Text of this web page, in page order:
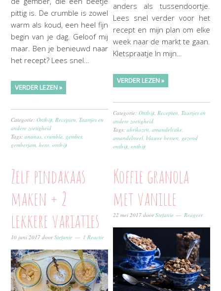
pittig is. De crumble is zowel
warm als koud, een heel fijn
begin van je dag. Geloof mij
maar. Ben je benieuwd naar
het recept? Lees snel…
VERDER LEZEN »
Categorie:Ontbijt,Recepten,Taartjes en
andere zoetigheid
Tags:ananas,crumble, gember,
gemberjam,hero,ontbijt
anders als tussendoortje.
Lees snel verder voor het
recept en mijn plan om elke
week naar de markt te gaan.
Kletspraatje In mijn…
VERDER LEZEN »
Categorie:Ontbijt,Recepten,Taartjes en
andere zoetigheid
Tags:abrikozen,amandelcake,
amandelmeel,blauwe bessen, gezond
ontbijt,ontbijt
Zelf pindakaas
maken + 2
lekkere variaties
10 juni 2017 doorStefanie 1 Reactie
Koffie granola
met vanille
22 mei 2017 doorStefanie Reageer